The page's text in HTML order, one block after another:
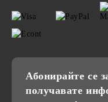
Абонирайте се
получавате